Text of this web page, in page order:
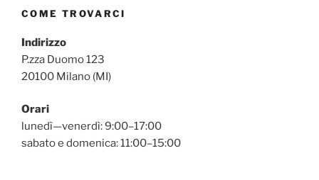
COME TROVARCI
Indirizzo
P.zza Duomo 123
20100 Milano (MI)
Orari
lunedì—venerdì: 9:00–17:00
sabato e domenica: 11:00–15:00